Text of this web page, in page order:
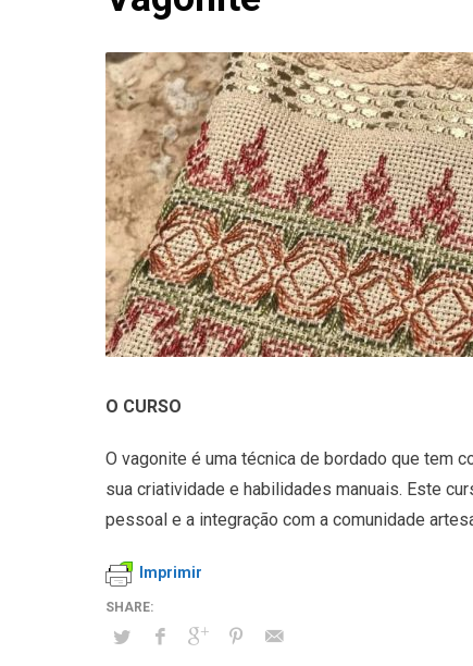
O CURSO
O vagonite é uma técnica de bordado que tem
sua criatividade e habilidades manuais. Este
pessoal e a integração com a comunidade
Imprimir